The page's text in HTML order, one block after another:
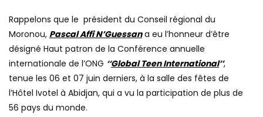
Rappelons que le président du Conseil régional du
Moronou, Pascal Affi N’Guessana eu l’honneur d’être
désigné Haut patron de la Conférence annuelle
internationale de l’ONG ‘‘Global Teen International’’,
tenue les 06 et 07 juin derniers, à la salle des fêtes de
l’Hôtel Ivotel à Abidjan, qui a vu la participation de plus de
56 pays du monde.